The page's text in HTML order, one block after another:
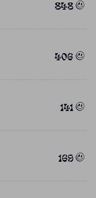
848
406
141
169